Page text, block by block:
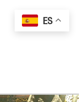
ES